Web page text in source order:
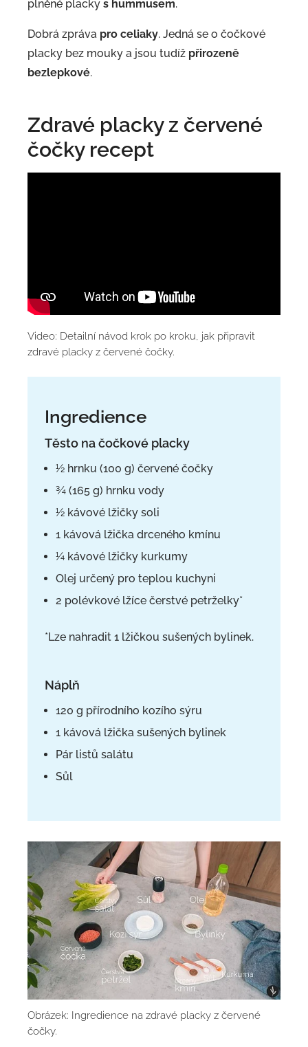
plněné placky s hummusem.
Dobrá zpráva pro celiaky. Jedná se o čočkové
placky bez mouky a jsou tudíž přirozeně
bezlepkové.
Zdravé placky z červené
čočky recept
Video: Detailní návod krok po kroku, jak připravit
zdravé placky z červené čočky.
Ingredience
Těsto na čočkové placky
½ hrnku (100 g) červené čočky
¾ (165 g) hrnku vody
½ kávové lžičky soli
1 kávová lžička drceného kmínu
¼ kávové lžičky kurkumy
Olej určený pro teplou kuchyni
2 polévkové lžíce čerstvé petrželky*
*Lze nahradit 1 lžičkou sušených bylinek.
Náplň
120 g přírodního kozího sýru
1 kávová lžička sušených bylinek
Pár listů salátu
Sůl
Obrázek: Ingredience na zdravé placky z červené
čočky.